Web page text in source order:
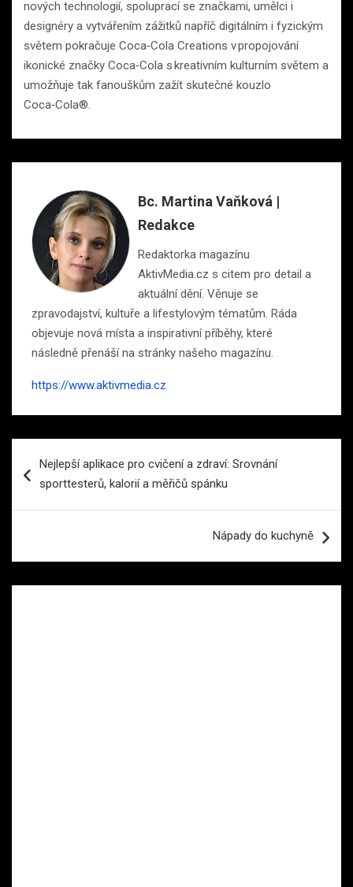
nových technologií, spoluprací se značkami, umělci i
designéry a vytvářením zážitků napříč digitálním i fyzickým
světem pokračuje Coca‑Cola Creations v propojování
ikonické značky Coca‑Cola s kreativním kulturním světem a
umožňuje tak fanouškům zažít skutečné kouzlo
Coca‑Cola®.
Bc. Martina Vaňková |
Redakce
Redaktorka magazínu
AktivMedia.cz s citem pro detail a
aktuální dění. Věnuje se
zpravodajství, kultuře a lifestylovým tématům. Ráda
objevuje nová místa a inspirativní příběhy, které
následně přenáší na stránky našeho magazínu.
https://www.aktivmedia.cz
proNejlepší aplikace pro cvičení a zdraví: Srovnání
sporttesterů, kalorií a měřičů spánku
Nápady do kuchyně